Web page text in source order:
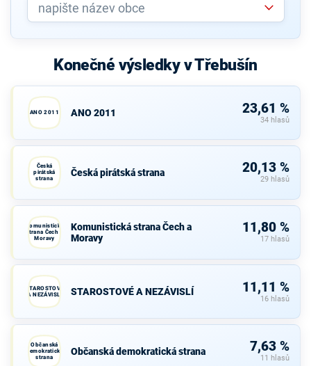
Konečné výsledky v Třebušín
ANO 2011 ANO 2011 23,61 %
34 hlasů
Česká
pirátská
strana
Česká pirátská strana 20,13 %
29 hlasů
Komunistická
strana Čech a
Moravy
Komunistická strana Čech a
Moravy
11,80 %
17 hlasů
STAROSTOVÉ
A NEZÁVISLÍ
STAROSTOVÉ A NEZÁVISLÍ 11,11 %
16 hlasů
Občanská
demokratická
strana
Občanská demokratická strana 7,63 %
11 hlasů